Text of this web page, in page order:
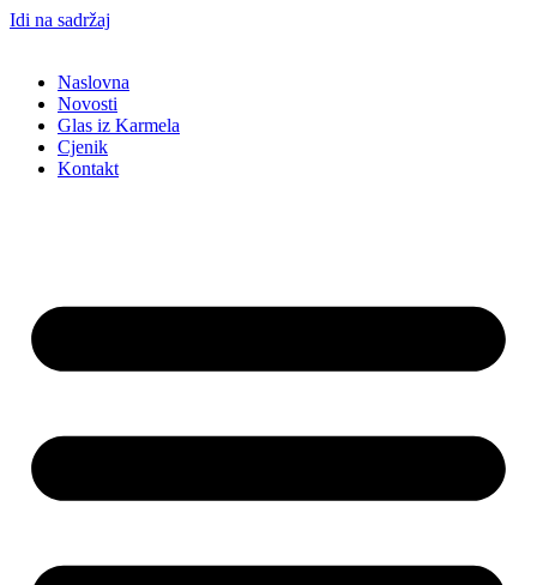
Idi na sadržaj
Naslovna
Novosti
Glas iz Karmela
Cjenik
Kontakt